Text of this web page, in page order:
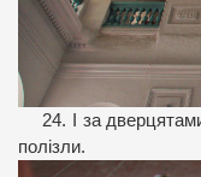
24. І за
полізли.